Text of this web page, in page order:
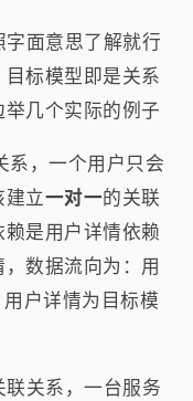
面意思了解就行
标模型即是关系
几个实际的例子
系，一个用户只会
立一对一的关联
是用户详情依赖
数据流向为：用
户详情为目标模
联关系，一台服务